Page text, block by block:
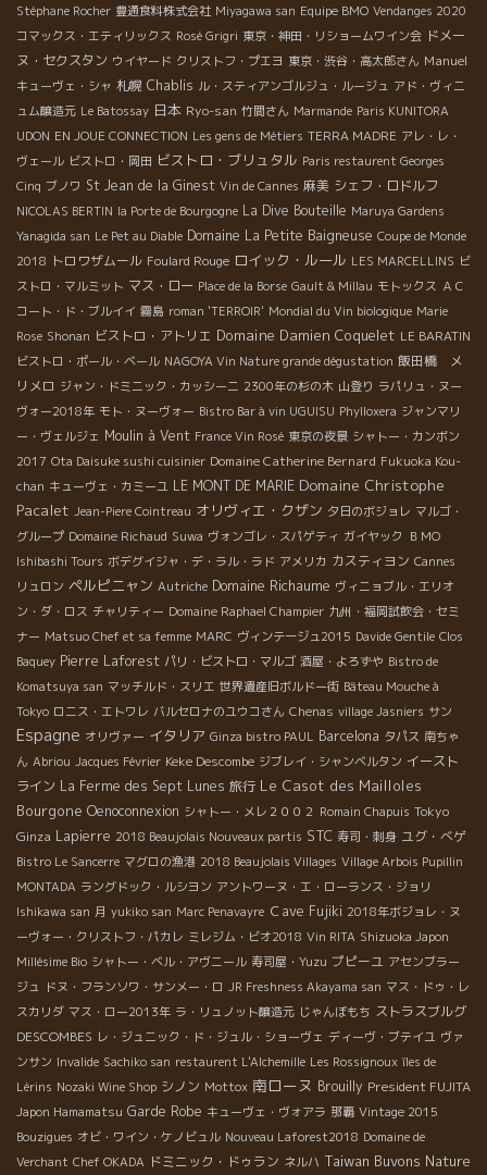
Stéphane Rocher 豊通食料株式会社 Miyagawa san Equipe BMO Vendanges 2020
コマックス・エティリックス Rosé Grigri 東京・神田・リショームワイン会 ドメー
ヌ・セクスタン ウイヤード クリストフ・プエヨ 東京・渋谷・高太郎さん Manuel
キューヴェ・シャ 札幌 Chablis ル・スティアンゴルジュ・ルージュ アド・ヴィニ
ュム醸造元 Le Batossay 日本 Ryo-san 竹間さん Marmande Paris KUNITORA
UDON EN JOUE CONNECTION Les gens de Métiers TERRA MADRE アレ・レ・
ヴェール ビストロ・岡田 ビストロ・ブリュタル Paris restaurent Georges
Cinq ブノワ St Jean de la Ginest Vin de Cannes 麻美 シェフ・ロドルフ
NICOLAS BERTIN la Porte de Bourgogne La Dive Bouteille Maruya Gardens
Yanagida san Le Pet au Diable Domaine La Petite Baigneuse Coupe de Monde
2018 トロワザムール Foulard Rouge ロイック・ルール LES MARCELLINS ビ
ストロ・マルミット マス・ロー Place de la Borse Gault & Millau モトックス ＡＣ
コート・ド・ブルイイ 霧島 roman 'TERROIR' Mondial du Vin biologique Marie
Rose Shonan ビストロ・アトリエ Domaine Damien Coquelet LE BARATIN
ビストロ・ポール・ベール NAGOYA Vin Nature grande dégustation 飯田橋 メ
リメロ ジャン・ドミニック・カッシーニ 2300年の杉の木 山登り ラパリュ・ヌー
ヴォー2018年 モト・ヌーヴォー Bistro Bar à vin UGUISU Phylloxera ジャンマリ
ー・ヴェルジェ Moulin à Vent France Vin Rosé 東京の夜景 シャトー・カンボン
2017 Ota Daisuke sushi cuisinier Domaine Catherine Bernard Fukuoka Kou-
chan キューヴェ・カミーユ LE MONT DE MARIE Domaine Christophe
Pacalet Jean-Piere Cointreau オリヴィエ・クザン 夕日のボジョレ マルゴ・
グループ Domaine Richaud Suwa ヴォンゴレ・スパゲティ ガイヤック ＢＭО
Ishibashi Tours ボデグイジャ・デ・ラル・ラド アメリカ カスティヨン Cannes
リュロン ペルピニャン Autriche Domaine Richaume ヴィニョブル・エリオ
ン・ダ・ロス チャリティー Domaine Raphael Champier 九州・福岡試飲会・セミ
ナー Matsuo Chef et sa femme MARC ヴィンテージュ2015 Davide Gentile Clos
Baquey Pierre Laforest パリ・ビストロ・マルゴ 酒屋・よろずや Bistro de
Komatsuya san マッチルド・スリエ 世界遺産旧ボルドー街 Bâteau Mouche à
Tokyo ロニス・エトワレ バルセロナのユウコさん Chenas village Jasniers サン
Espagne オリヴァー イタリア Ginza bistro PAUL Barcelona タパス 南ちゃ
ん Abriou Jacques Février Keke Descombe ジブレイ・シャンベルタン イースト
ライン La Ferme des Sept Lunes 旅行 Le Casot des Mailloles
Bourgone Oenoconnexion シャトー・メレ２００２ Romain Chapuis Tokyo
Ginza Lapierre 2018 Beaujolais Nouveaux partis STC 寿司・刺身 ユグ・べゲ
Bistro Le Sancerre マグロの漁港 2018 Beaujolais Villages Village Arbois Pupillin
MONTADA ラングドック・ルシヨン アントワーヌ・エ・ローランス・ジョリ
Ishikawa san 月 yukiko san Marc Penavayre Ｃave Fujiki 2018年ボジョレ・ヌ
ーヴォー・クリストフ・パカレ ミレジム・ビオ2018 Vin RITA Shizuoka Japon
Millésime Bio シャトー・ベル・アヴニール 寿司屋・Yuzu プピーユ アセンブラー
ジュ ドヌ・フランソワ・サンメー・ロ JR Freshness Akayama san マス・ドゥ・レ
スカリダ マス・ロー2013年 ラ・リュノット醸造元 じゃんぼもち ストラスブルグ
DESCOMBES レ・ジュニック・ド・ジュル・ショーヴェ ディーヴ・ブテイユ ヴァ
ンサン Invalide Sachiko san restaurent L'Alchemille Les Rossignoux îles de
Lérins Nozaki Wine Shop シノン Mottox 南ローヌ Brouilly President FUJITA
Japon Hamamatsu Garde Robe キューヴェ・ヴォアラ 那覇 Vintage 2015
Bouzigues オビ・ワイン・ケノビュル Nouveau Laforest2018 Domaine de
Verchant Chef OKADA ドミニック・ドゥラン ネルハ Taiwan Buvons Nature